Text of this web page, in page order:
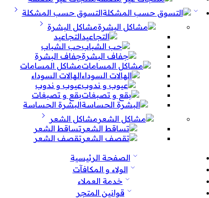
التسوق حسب المشكلة
مشاكل البشرة
التجاعيد
حب الشباب
جفاف البشرة
مشاكل المسامات
الهالات السوداء
عيوب و ندوب
بقع و تصبغات
البشرة الحساسة
مشاكل الشعر
تساقط الشعر
تقصف الشعر
الصفحة الرئيسية
الولاء و المكافآت
خدمة العملاء
قوانين المتجر